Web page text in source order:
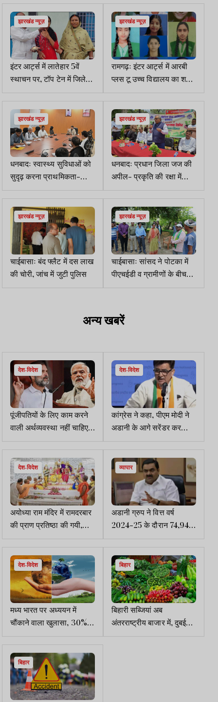
झारखंड न्यूज़
इंटर आर्ट्स में लातेहार 5वें
स्थाचन पर, टॉप टेन में जिले
की उषा रानी शामिल
झारखंड न्यूज़
रामगढ़ः इंटर आर्ट्स में आरबी
प्लस टू उच्च विद्यालय का शत
प्रतिशत रिजल्ट
झारखंड न्यूज़
धनबादः स्वास्थ्य सुविधाओं को
सुदृढ़ करना प्राथमिकता-
डीसी
झारखंड न्यूज़
धनबादः प्रधान जिला जज की
अपील- प्रकृति की रक्षा में
प्रहरी बनें
झारखंड न्यूज़
चाईबासाः बंद फ्लैट में दस लाख
की चोरी, जांच में जुटी पुलिस
झारखंड न्यूज़
चाईबासाः सांसद ने पोटका में
पीएचईडी व ग्रामीणों के बीच
विवाद सुलझाया
अन्य खबरें
देश-विदेश
पूंजीपतियों के लिए काम करने
वाली अर्थव्यवस्था नहीं चाहिए,
राहुल ने मोदी सरकार को घेरा
देश-विदेश
कांग्रेस ने कहा, पीएम मोदी ने
अडानी के आगे सरेंडर कर
दिया, देश को खतरे में डाल दिया
देश-विदेश
अयोध्या राम मंदिर में रामदरबार
की प्राण प्रतिष्ठा की गयी,
सीएम योगी ने पूजा-अर्चना की
व्यापार
अडानी ग्रुप ने वित्त वर्ष
2024-25 के दौरान 74,945
करोड़ रुपये का टैक्स भरा
देश-विदेश
मध्य भारत पर अध्ययन में
चौंकाने वाला खुलासा, 30%
जिले जलवायु परिवर्तन से
निपटने में फेल
बिहार
बिहारी सब्जियां अब
अंतरराष्ट्रीय बाजार में, दुबई
भेजी गयी पहली खेप
बिहार